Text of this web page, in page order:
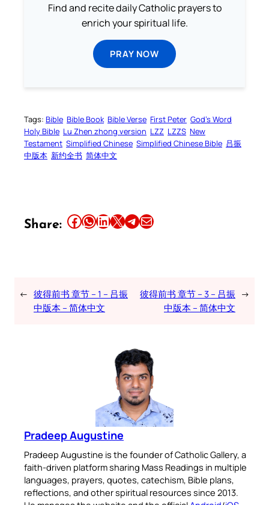
Find and recite daily Catholic prayers to
enrich your spiritual life.
PRAY NOW
Tags: Bible Bible Book Bible Verse First Peter God’s Word
Holy Bible Lu Zhen zhong version LZZ LZZS New
Testament Simplified Chinese Simplified Chinese Bible 吕振
中版本 新约全书 简体中文
Share: Share this article on Facebook Share this article on WhatsApp Share this article on LinkedIn Share this article on X Share this article on TelegramEmail this Article
← 彼得前书 章节 – 1 – 吕振
中版本 – 简体中文
彼得前书 章节 – 3 – 吕振
中版本 – 简体中文
→
Pradeep Augustine
Pradeep Augustine is the founder of Catholic Gallery, a
faith-driven platform sharing Mass Readings in multiple
languages, prayers, quotes, catechism, Bible plans,
reflections, and other spiritual resources since 2013.